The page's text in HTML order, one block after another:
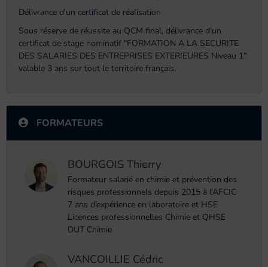
Délivrance d'un certificat de réalisation
Sous réserve de réussite au QCM final, délivrance d'un
certificat de stage nominatif "FORMATION A LA SECURITE
DES SALARIES DES ENTREPRISES EXTERIEURES Niveau 1"
valable 3 ans sur tout le territoire français.
FORMATEURS
BOURGOIS Thierry
Formateur salarié en chimie et prévention des
risques professionnels depuis 2015 à l’AFCIC
7 ans d’expérience en laboratoire et HSE
Licences professionnelles Chimie et QHSE
DUT Chimie
VANCOILLIE Cédric